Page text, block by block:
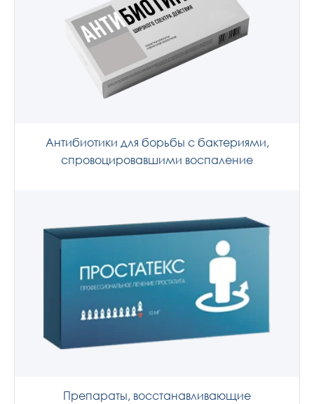
Антибиотики для борьбы с бактериями,
спровоцировавшими воспаление
Препараты, восстанавливающие